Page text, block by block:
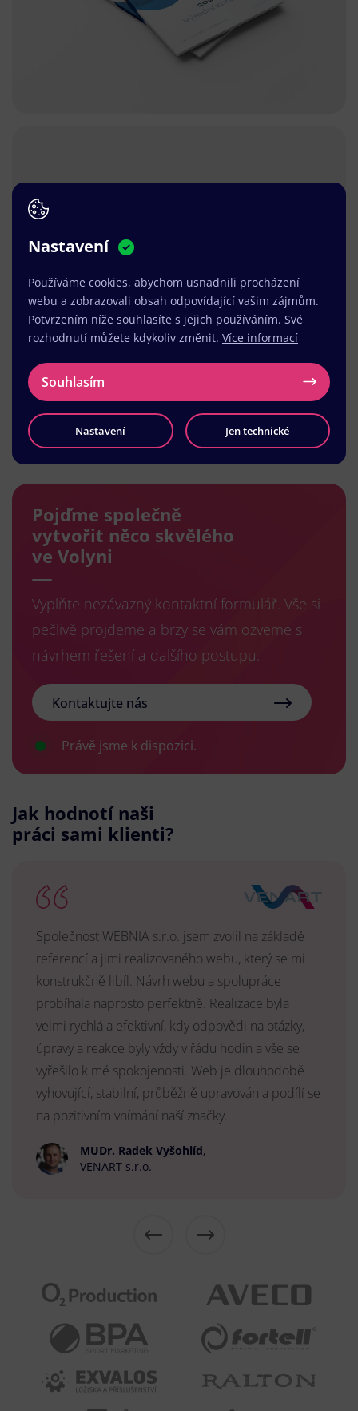
Načíst další
Pojďme společně
vytvořit něco skvělého
ve Volyni
Vyplňte nezávazný kontaktní formulář. Vše si
pečlivě projdeme a brzy se vám ozveme s
návrhem řešení a dalšího postupu.
Kontaktujte nás
Právě jsme k dispozici.
Jak hodnotí naši
práci sami klienti?
Společnost WEBNIA s.r.o. jsem zvolil na základě
referencí a jimi realizovaného webu, který se mi
konstrukčně libíl. Návrh webu a spolupráce
probíhala naprosto perfektně. Realizace byla
velmi rychlá a efektivní, kdy odpovědi na otázky,
úpravy a reakce byly vždy v řádu hodin a vše se
vyřešilo k mé spokojenosti. Web je dlouhodobě
vyhovující, stabilní, průběžně upravován a podílí se
na pozitivním vnímání naší značky.
MUDr. Radek Vyšohlíd,
VENART s.r.o.
Nastavení
Používáme cookies, abychom usnadnili procházení
webu a zobrazovali obsah odpovídající vašim zájmům.
Potvrzením níže souhlasíte s jejich používáním. Své
rozhodnutí můžete kdykoliv změnit. Více informací
Souhlasím
Nastavení Jen technické